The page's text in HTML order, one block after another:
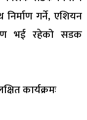
गर्ने, एशियन
भई रहेको सडक
कार्यक्रमः